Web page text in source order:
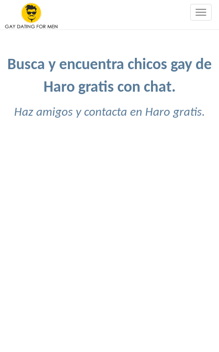
Busca y encuentra chicos gay de
Haro gratis con chat.
Haz amigos y contacta en Haro gratis.